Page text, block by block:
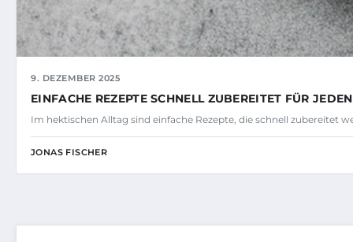
9. DEZEMBER 2025
EINFACHE REZEPTE SCHNELL ZUBEREITET FÜR
Im hektischen Alltag sind einfache Rezepte, die schnell zubereitet
JONAS FISCHER